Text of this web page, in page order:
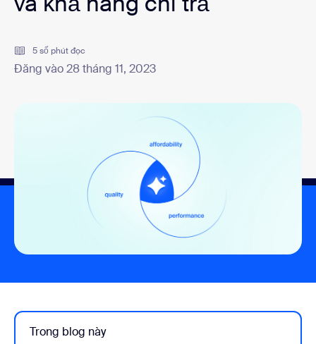
5 số phút đọc
Đăng vào 28 tháng 11, 2023
Trong blog này